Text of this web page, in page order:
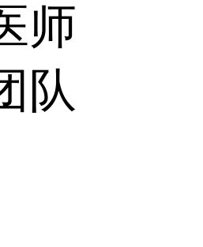
师
队